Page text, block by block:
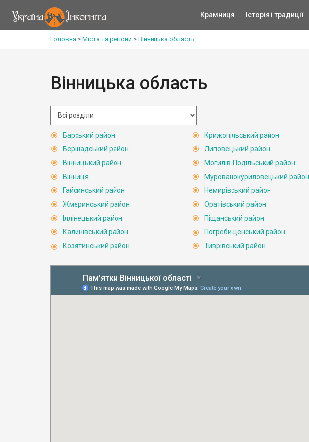
Крамниця Історія і традиції
Головна > Міста та регіони > Вінницька область
Вінницька область
Барський район
Бершадський район
Вінницький район
Вінниця
Гайсинський район
Жмеринський район
Іллінецький район
Калинівський район
Козятинський район
Крижопільський район
Липовецький район
Могилів-Подільський район
Мурованокуриловецький район
Немирівський район
Оратівський район
Піщанський район
Погребищенський район
Тиврівський район